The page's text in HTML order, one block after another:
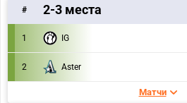
# 2-3 места
1 IG
2 Aster
Матчи